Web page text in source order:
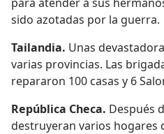
sido azotadas por la guerra.
Tailandia. Unas
varias provincias. Las
repararon 100 casas y 6
República Checa. Después
destruyeran varios hogares